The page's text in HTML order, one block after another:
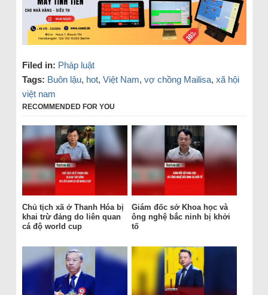
Filed in: Pháp luật
Tags: Buôn lậu, hot, Việt Nam, vợ chồng Mailisa, xã hội
việt nam
RECOMMENDED FOR YOU
Chủ tịch xã ở Thanh Hóa bị
khai trừ đảng do liên quan
cá độ world cup
Giám đốc sở Khoa học và
ông nghệ bắc ninh bị khởi
tố